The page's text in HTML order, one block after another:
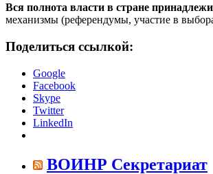
Вся полнота власти в стране
механизмы (референдумы, участие в
Поделиться ссылкой:
Google
Facebook
Skype
Twitter
LinkedIn
ВОИНР Секретариат